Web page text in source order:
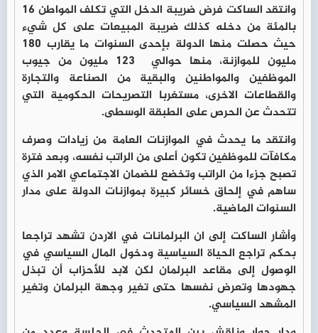
وانتقد الساكت فرض ضريبة الدخل التي تكلف المواطن 16
بالمئة من دخله كذلك ضريبة المبيعات على كل شيء
حيث حصلت منها الدولة بإحدى السنوات ما يقارب 180
مليون للموازنة، منها حوالي 123 مليون من جيوب
الموظفين والمواطنين والبقية من الصناعة والتجارة
والقطاعات الاخرى، مستغربا التصريحات الحكومية التي
تتحدث عن الحرص على الطبقة الوسطى.
وانتقد ما يحدث في الموازنات العامة من زيادات وصرف
مكافآت للموظفين تكون أعلى من الراتب نفسه، وبعد فترة
تصبح جزءا من الراتب وتخضع للضمان الاجتماعي الامر الذي
ساهم في إلحاق خسائر كبيرة بموازنات الدولة على مدار
السنوات الماضية.
وأشار الساكت إلى ان البرلمانات في الاردن تشهد تراجعا
بحكم تراجع الحياة السياسية ودخول المال السياسي في
الوصول إلى مقاعد البرلمان لكن لابد للأحزاب أن تبذل
جهودها وتعرض نفسها حتى تغير وجهة البرلمان وتغير
المشهد السياسي.